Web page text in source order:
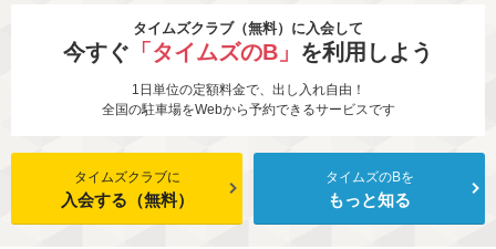
タイムズクラブ（無料）に入会して
今すぐ 「タイムズのB」 を利用しよう
1日単位の定額料金で、出し入れ自由！
全国の駐車場をWebから予約できるサービスです
タイムズクラブに
入会する（無料）
タイムズのBを
もっと知る